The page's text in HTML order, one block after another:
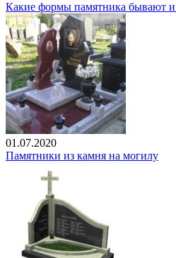
Какие формы памятника бывают и
01.07.2020
Памятники из камня на могилу